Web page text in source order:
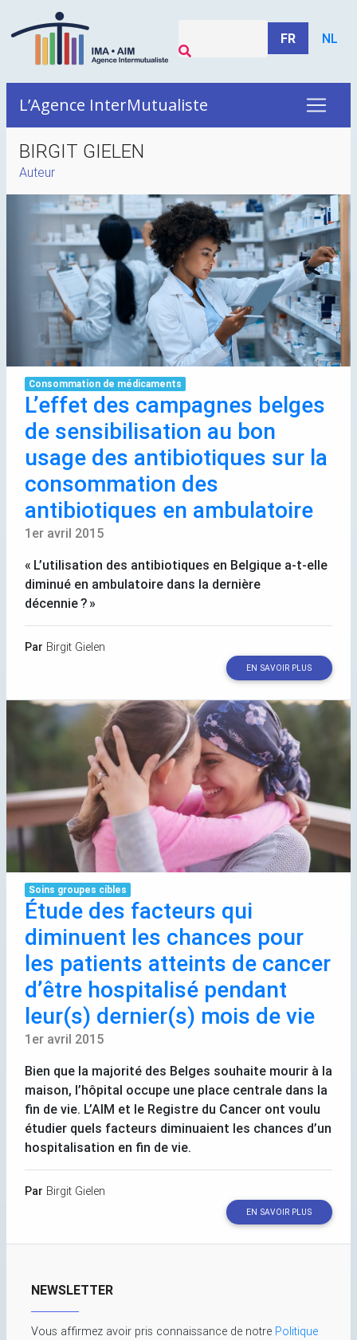
FR NL
L’Agence InterMutualiste
BIRGIT GIELEN
Auteur
Consommation de médicaments
L’effet des campagnes belges
de sensibilisation au bon
usage des antibiotiques sur la
consommation des
antibiotiques en ambulatoire
1er avril 2015
« L’utilisation des antibiotiques en Belgique a-t-elle
diminué en ambulatoire dans la dernière
décennie? »
Par Birgit Gielen
EN SAVOIR PLUS
Soins groupes cibles
Étude des facteurs qui
diminuent les chances pour
les patients atteints de cancer
d’être hospitalisé pendant
leur(s) dernier(s) mois de vie
1er avril 2015
Bien que la majorité des Belges souhaite mourir à la
maison, l’hôpital occupe une place centrale dans la
fin de vie. L’AIM et le Registre du Cancer ont voulu
étudier quels facteurs diminuaient les chances d’un
hospitalisation en fin de vie.
Par Birgit Gielen
EN SAVOIR PLUS
NEWSLETTER
Vous affirmez avoir pris connaissance de notre Politique